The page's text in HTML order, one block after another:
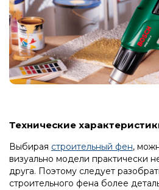
Технические
Выбирая строительный фен,
визуально модели практически
друга. Поэтому следует
строительного фена более